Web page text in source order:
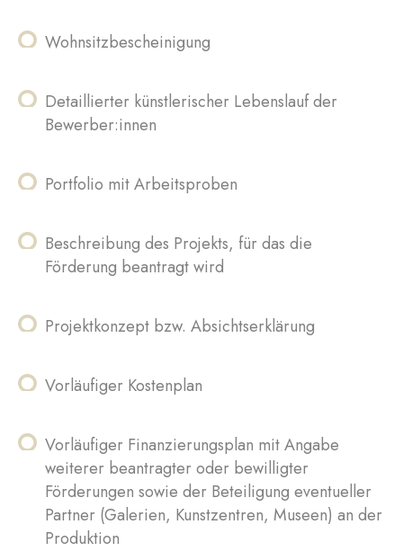
Wohnsitzbescheinigung
Detaillierter künstlerischer Lebenslauf der
Bewerber:innen
Portfolio mit Arbeitsproben
Beschreibung des Projekts, für das die
Förderung beantragt wird
Projektkonzept bzw. Absichtserklärung
Vorläufiger Kostenplan
Vorläufiger Finanzierungsplan mit Angabe
weiterer beantragter oder bewilligter
Förderungen sowie der Beteiligung eventueller
Partner (Galerien, Kunstzentren, Museen) an der
Produktion